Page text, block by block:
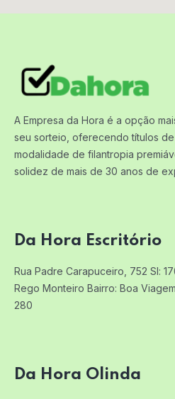
A Empresa da Hora é a opção
seu sorteio, oferecendo títulos
modalidade de filantropia
solidez de mais de 30 anos de
Da Hora Escritório
Rua Padre Carapuceiro, 752 Sl:
Rego Monteiro Bairro: Boa
280
Da Hora Olinda